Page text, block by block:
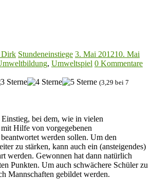
Dirk Stundeneinstiege 3. Mai 201210. Mai
, Umweltspiel 0 Kommentare
(3,29 bei 7
bei dem, wie in vielen
Hilfe von vorgegebenen
werden sollen. Um den
zu stärken, kann auch ein (ansteigendes)
werden. Gewonnen hat dann natürlich
Punkten. Um auch schwächere Schüler zu
Mannschaften gebildet werden.